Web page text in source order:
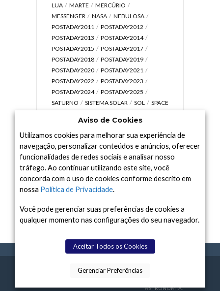
LUA
MARTE
MERCÚRIO
MESSENGER
NASA
NEBULOSA
POSTADAY2011
POSTADAY2012
POSTADAY2013
POSTADAY2014
POSTADAY2015
POSTADAY2017
POSTADAY2018
POSTADAY2019
POSTADAY2020
POSTADAY2021
POSTADAY2022
POSTADAY2023
POSTADAY2024
POSTADAY2025
SATURNO
SISTEMA SOLAR SOL
SPACE
UNIVERSO
VÍDEO
Arquivo
Arquivo
TERMOS CONTATO SPACE TODAY
ASTRONOMIA.
Aviso de Cookies
Utilizamos cookies para melhorar sua experiência de
navegação, personalizar conteúdos e anúncios, oferecer
funcionalidades de redes sociais e analisar nosso
tráfego. Ao continuar utilizando este site, você
concorda com o uso de cookies conforme descrito em
nossa Política de Privacidade.
Você pode gerenciar suas preferências de cookies a
qualquer momento nas configurações do seu navegador.
Aceitar Todos os Cookies
Gerenciar Preferências